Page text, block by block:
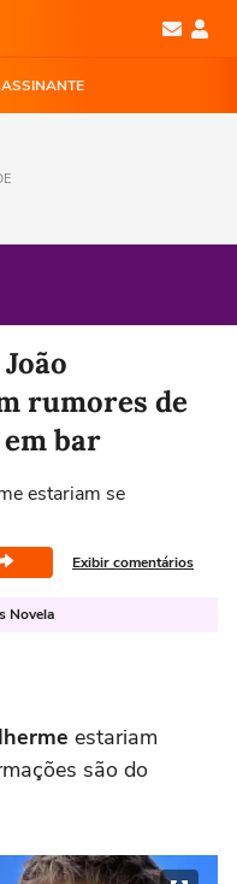
rumores de
bar
estariam se
Exibir comentários
Novela
estariam
são do